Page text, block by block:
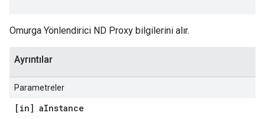
Omurga Yönlendirici ND Proxy bilgilerini alır.
Ayrıntılar
Parametreler
[in] aInstance